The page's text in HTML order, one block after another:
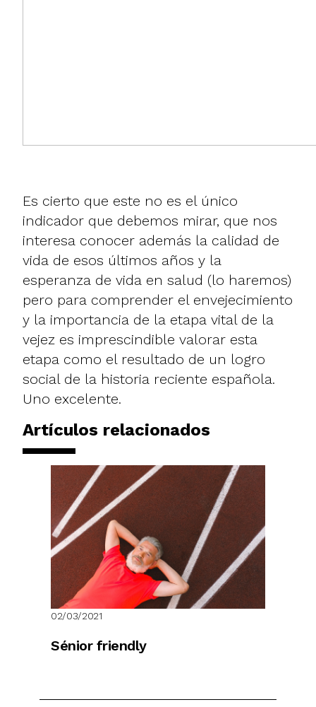
Es cierto que este no es el único
indicador que debemos mirar, que nos
interesa conocer además la calidad de
vida de esos últimos años y la
esperanza de vida en salud (lo haremos)
pero para comprender el envejecimiento
y la importancia de la etapa vital de la
vejez es imprescindible valorar esta
etapa como el resultado de un logro
social de la historia reciente española.
Uno excelente.
Artículos relacionados
02/03/2021
Sénior friendly